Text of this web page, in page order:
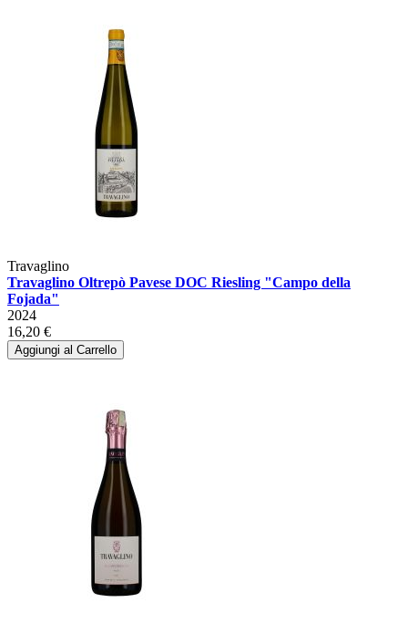
Travaglino
Travaglino Oltrepò Pavese DOC Riesling "Campo della
Fojada"
2024
16,20 €
Aggiungi al Carrello